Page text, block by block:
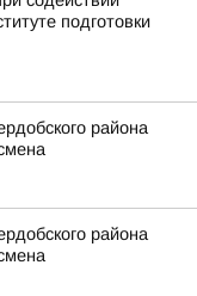
подготовки
района
района